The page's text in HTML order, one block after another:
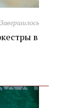
Завершилось
в